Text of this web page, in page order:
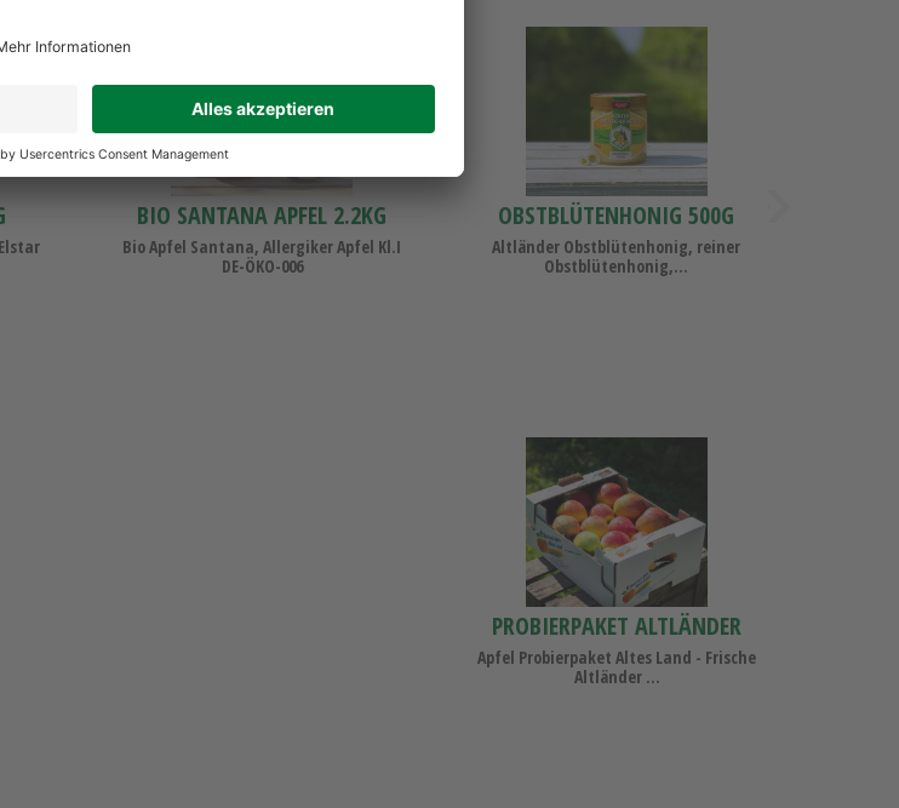
Santana
BIO SANTANA APFEL 2.2KG
Bio Apfel Santana, Allergiker Apfel Kl.I
DE-ÖKO-006
Obstblütenhonig
OBSTBLÜTENHONIG 500G
Altländer Obstblütenhonig, reiner
Obstblütenhonig,...
Probierpaket
Altländer
PROBIERPAKET ALTLÄNDER
ÄPFEL 4KG
Apfel Probierpaket Altes Land - Frische
Altländer ...